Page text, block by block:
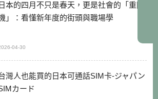
日本的四月不只是春天，更是社會的「重開
」：看懂新年度的街頭與職場學
04-30
灣人也能買的日本可通話SIM卡-ジャパン
カード